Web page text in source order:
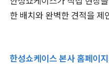
한 배치와 완벽한 견적을 제
한성쇼케이스 본사 홈페이지